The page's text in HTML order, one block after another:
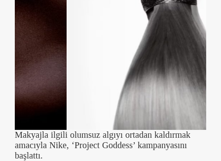
Makyajla ilgili olumsuz algıyı ortadan kaldırmak
amacıyla Nike, ‘Project Goddess’ kampanyasını
başlattı.